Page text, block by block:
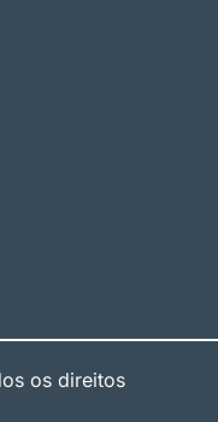
os direitos